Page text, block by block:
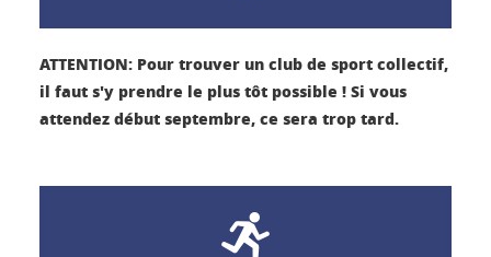
ATTENTION: Pour trouver un club de sport collectif,
il faut s'y prendre le plus tôt possible ! Si vous
attendez début septembre, ce sera trop tard.